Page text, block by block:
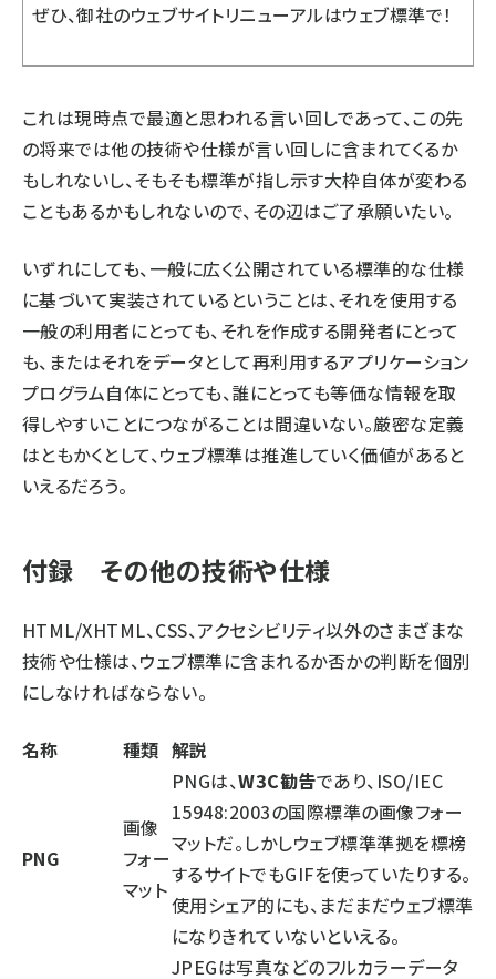
ぜひ、御社のウェブサイトリニューアルはウェブ標準で！
これは現時点で最適と思われる言い回しであって、この先
の将来では他の技術や仕様が言い回しに含まれてくるか
もしれないし、そもそも標準が指し示す大枠自体が変わる
こともあるかもしれないので、その辺はご了承願いたい。
いずれにしても、一般に広く公開されている標準的な仕様
に基づいて実装されているということは、それを使用する
一般の利用者にとっても、それを作成する開発者にとって
も、またはそれをデータとして再利用するアプリケーション
プログラム自体にとっても、誰にとっても等価な情報を取
得しやすいことにつながることは間違いない。厳密な定義
はともかくとして、ウェブ標準は推進していく価値があると
いえるだろう。
付録 その他の技術や仕様
HTML/XHTML、CSS、アクセシビリティ以外のさまざまな
技術や仕様は、ウェブ標準に含まれるか否かの判断を個別
にしなければならない。
名称 種類 解説
PNG
画像
フォー
マット
PNGは、W3C勧告であり、ISO/IEC
15948:2003の国際標準の画像フォー
マットだ。しかしウェブ標準準拠を標榜
するサイトでもGIFを使っていたりする。
使用シェア的にも、まだまだウェブ標準
になりきれていないといえる。
JPEGは写真などのフルカラーデータ